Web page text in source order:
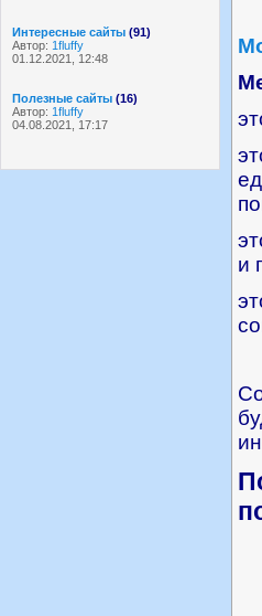
Интересные сайты (91)
Автор: 1fluffy
01.12.2021, 12:48
Полезные сайты (16)
Автор: 1fluffy
04.08.2021, 17:17
и